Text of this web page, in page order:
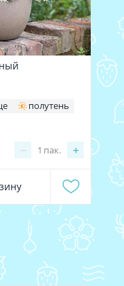
полутень
− +
1 пак.